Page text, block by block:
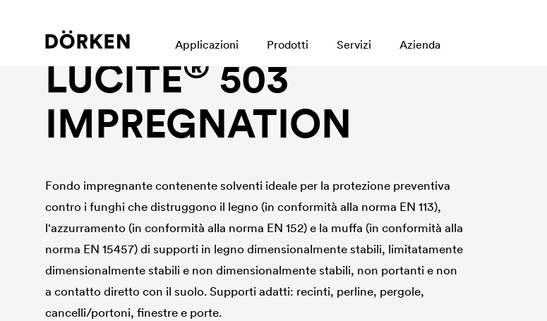
Applicazioni Prodotti Servizi Azienda
Wood protection
LUCITE® 503
IMPREGNATION
Fondo impregnante contenente solventi ideale per la protezione preventiva
contro i funghi che distruggono il legno (in conformità alla norma EN 113),
l'azzurramento (in conformità alla norma EN 152) e la muffa (in conformità alla
norma EN 15457) di supporti in legno dimensionalmente stabili, limitatamente
dimensionalmente stabili e non dimensionalmente stabili, non portanti e non
a contatto diretto con il suolo. Supporti adatti: recinti, perline, pergole,
cancelli/portoni, finestre e porte.